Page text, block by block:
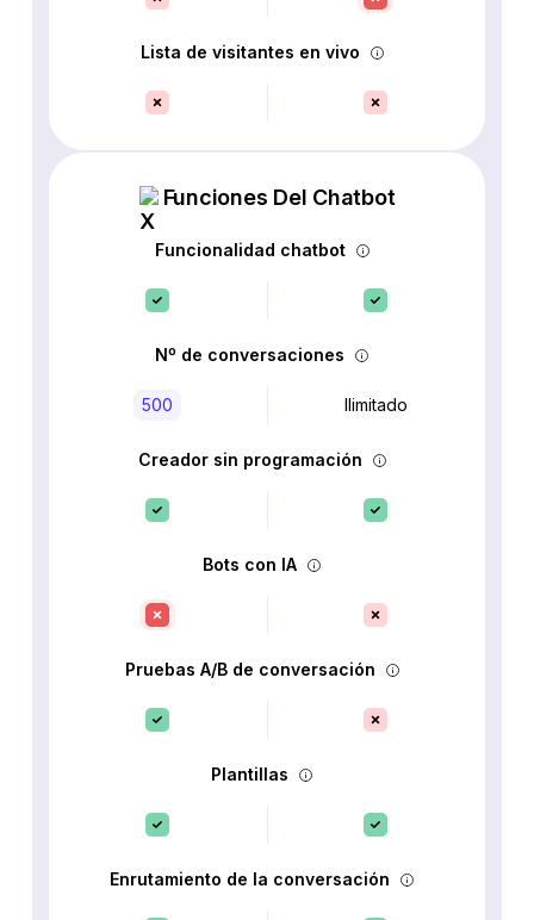
Lista de visitantes en vivo
Funciones Del Chatbot
Funcionalidad chatbot
Nº de conversaciones
500 Ilimitado
Creador sin programación
Bots con IA
Pruebas A/B de conversación
Plantillas
Enrutamiento de la conversación